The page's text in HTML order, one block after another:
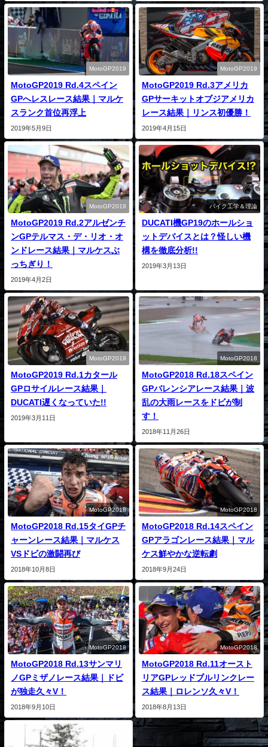
MotoGP2019
MotoGP2019 Rd.4スペイン
GPへレスレース結果｜マルケ
スランク首位再浮上
2019年5月9日
MotoGP2019
MotoGP2019 Rd.3アメリカ
GPサーキットオブジアメリカ
レース結果｜リンス初優勝！
2019年4月15日
MotoGP2019
MotoGP2019 Rd.2アルゼンチ
ンGPテルマス・デ・リオ・オ
ンドレース結果｜マルケスぶ
っちぎり！
2019年4月2日
バイク工学＆理論
DUCATI機GP19のホールショ
ットデバイスとは？怪しい機
構を徹底分析!!
2019年3月13日
MotoGP2019
MotoGP2019 Rd.1カタール
GPロサイルレース結果｜
DUCATI遅くなっていた!!
2019年3月11日
MotoGP2018
MotoGP2018 Rd.18スペイン
GPバレンシアレース結果｜波
乱の大雨レースをドビが制
す！
2018年11月26日
MotoGP2018
MotoGP2018 Rd.15タイGPチ
ャーンレース結果｜マルケス
VSドビの激闘再び
2018年10月8日
MotoGP2018
MotoGP2018 Rd.14スペイン
GPアラゴンレース結果｜マル
ケス鮮やかな逆転劇
2018年9月24日
MotoGP2018
MotoGP2018 Rd.13サンマリ
ノGPミザノレース結果｜ドビ
が独走久々V！
2018年9月10日
MotoGP2018
MotoGP2018 Rd.11オースト
リアGPレッドブルリンクレー
ス結果｜ロレンソ久々V！
2018年8月13日